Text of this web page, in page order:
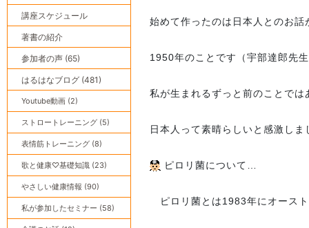
始めて作ったのは日本人とのお
1950年のことです（宇部達郎先
私が生まれるずっと前のことでは
日本人って素晴らしいと感激しま
ピロリ菌について…
ピロリ菌とは1983年にオース
講座スケジュール
著書の紹介
参加者の声 (65)
はるはなブログ (481)
Youtube動画 (2)
ストロートレーニング (5)
表情筋トレーニング (8)
歌と健康♡基礎知識 (23)
やさしい健康情報 (90)
私が参加したセミナー (58)